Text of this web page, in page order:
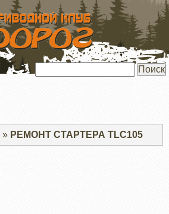
РЕМОНТ СТАРТЕРА TLC105